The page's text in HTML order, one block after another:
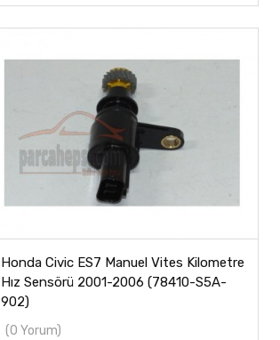
Honda Civic ES7 Manuel Vites Kilometre
Hız Sensörü 2001-2006 (78410-S5A-
902)
(0 Yorum)